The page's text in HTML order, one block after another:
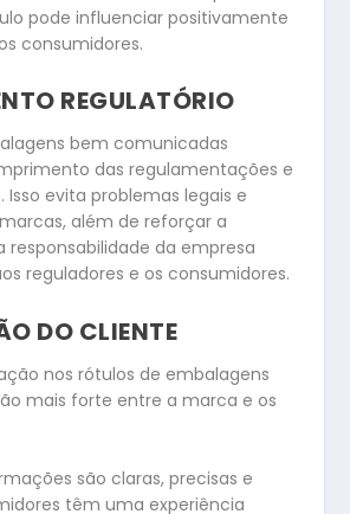
pode influenciar positivamente
consumidores.
REGULATÓRIO
bem comunicadas
das regulamentações e
Isso evita problemas legais e
além de reforçar a
responsabilidade da empresa
reguladores e os consumidores.
DO CLIENTE
nos rótulos de embalagens
mais forte entre a marca e os
são claras, precisas e
têm uma experiência